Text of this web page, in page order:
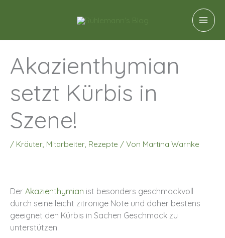
Akazienthymian
setzt Kürbis in
Szene!
/ Kräuter, Mitarbeiter, Rezepte / Von Martina Warnke
Der Akazienthymian ist besonders geschmackvoll
durch seine leicht zitronige Note und daher bestens
geeignet den Kürbis in Sachen Geschmack zu
unterstützen.
c